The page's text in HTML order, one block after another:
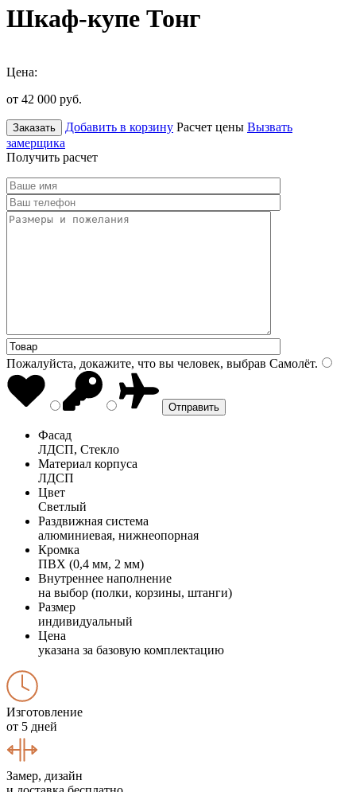
Шкаф-купе Тонг
Цена:
от 42 000 руб.
Заказать Добавить в корзину Расчет цены Вызвать
замерщика
Получить расчет
Пожалуйста, докажите, что вы человек, выбрав Самолёт.
Фасад
ЛДСП, Стекло
Материал корпуса
ЛДСП
Цвет
Светлый
Раздвижная система
алюминиевая, нижнеопорная
Кромка
ПВХ (0,4 мм, 2 мм)
Внутреннее наполнение
на выбор (полки, корзины, штанги)
Размер
индивидуальный
Цена
указана за базовую комплектацию
Изготовление
от 5 дней
Замер, дизайн